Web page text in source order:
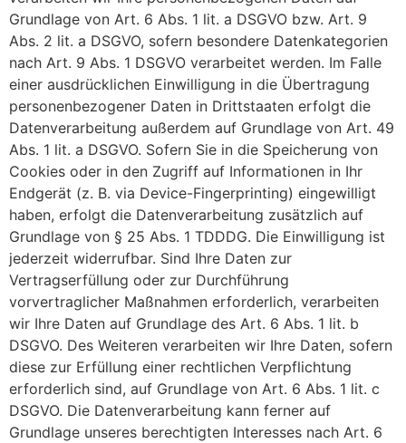
Grundlage von Art. 6 Abs. 1 lit. a DSGVO bzw. Art. 9
Abs. 2 lit. a DSGVO, sofern besondere Datenkategorien
nach Art. 9 Abs. 1 DSGVO verarbeitet werden. Im Falle
einer ausdrücklichen Einwilligung in die Übertragung
personenbezogener Daten in Drittstaaten erfolgt die
Datenverarbeitung außerdem auf Grundlage von Art. 49
Abs. 1 lit. a DSGVO. Sofern Sie in die Speicherung von
Cookies oder in den Zugriff auf Informationen in Ihr
Endgerät (z. B. via Device-Fingerprinting) eingewilligt
haben, erfolgt die Datenverarbeitung zusätzlich auf
Grundlage von § 25 Abs. 1 TDDDG. Die Einwilligung ist
jederzeit widerrufbar. Sind Ihre Daten zur
Vertragserfüllung oder zur Durchführung
vorvertraglicher Maßnahmen erforderlich, verarbeiten
wir Ihre Daten auf Grundlage des Art. 6 Abs. 1 lit. b
DSGVO. Des Weiteren verarbeiten wir Ihre Daten, sofern
diese zur Erfüllung einer rechtlichen Verpflichtung
erforderlich sind, auf Grundlage von Art. 6 Abs. 1 lit. c
DSGVO. Die Datenverarbeitung kann ferner auf
Grundlage unseres berechtigten Interesses nach Art. 6